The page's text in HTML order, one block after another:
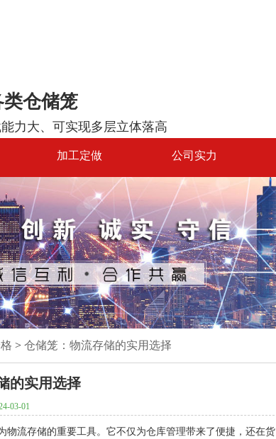
仓储笼
力大、可实现多层立体落高
加工定做 公司实力
> 仓储笼：物流存储的实用选择
的实用选择
03-01
流存储的重要工具。它不仅为仓库管理带来了便捷，还在货